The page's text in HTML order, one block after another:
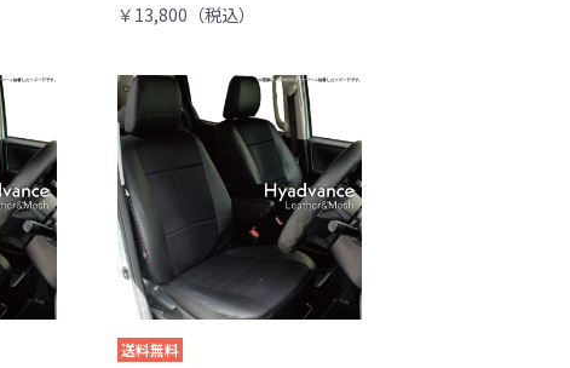
￥13,800（税込）
送料無料